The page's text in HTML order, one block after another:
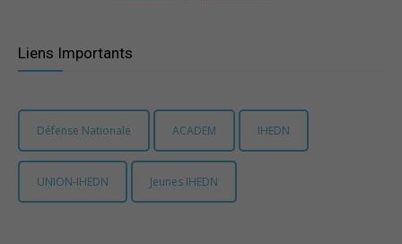
France
Liens Importants
Défense Nationale ACADEM IHEDN
UNION-IHEDN Jeunes IHEDN